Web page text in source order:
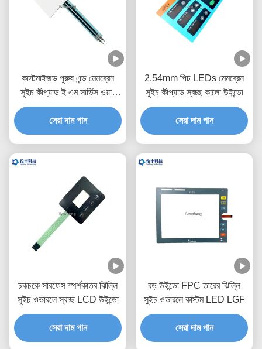
কাস্টমাইজড পুরুষ এন্ড মেমব্রেন
সুইচ কীপ্যাড ই এম সার্ভিস ওয়ান
বোতাম
সেরা দাম পান
2.54mm পিচ LEDs মেমব্রেন
সুইচ কীপ্যাড স্বচ্ছ কালো উইন্ডো
সেরা দাম পান
চকচকে সারফেস স্পর্শকাতর ঝিল্লি
সুইচ ওভারলে স্বচ্ছ LCD উইন্ডো
সেরা দাম পান
বড় উইন্ডো FPC তারের ঝিল্লি
সুইচ ওভারলে কাস্টম LED LGF
সেরা দাম পান